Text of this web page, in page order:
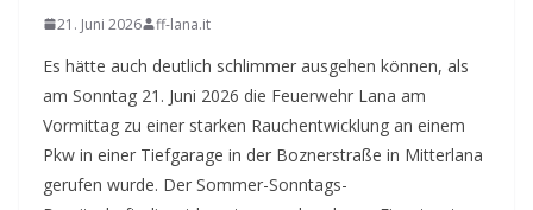
21. Juni 2026 ff-lana.it
Es hätte auch deutlich schlimmer ausgehen können, als
am Sonntag 21. Juni 2026 die Feuerwehr Lana am
Vormittag zu einer starken Rauchentwicklung an einem
Pkw in einer Tiefgarage in der Boznerstraße in Mitterlana
gerufen wurde. Der Sommer-Sonntags-